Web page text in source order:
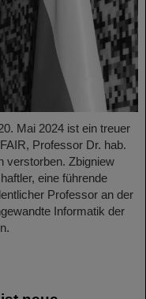
Mai 2024 ist ein treuer
Professor Dr. hab.
verstorben. Zbigniew
eine führende
Professor an der
Informatik der